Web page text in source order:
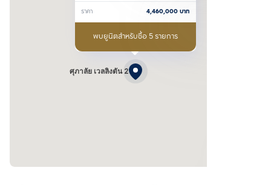
ศุภาลัย เวลลิงตัน 2
ราคา 4,460,000บาท
พบยูนิตสำหรับซื้อ 5 รายการ